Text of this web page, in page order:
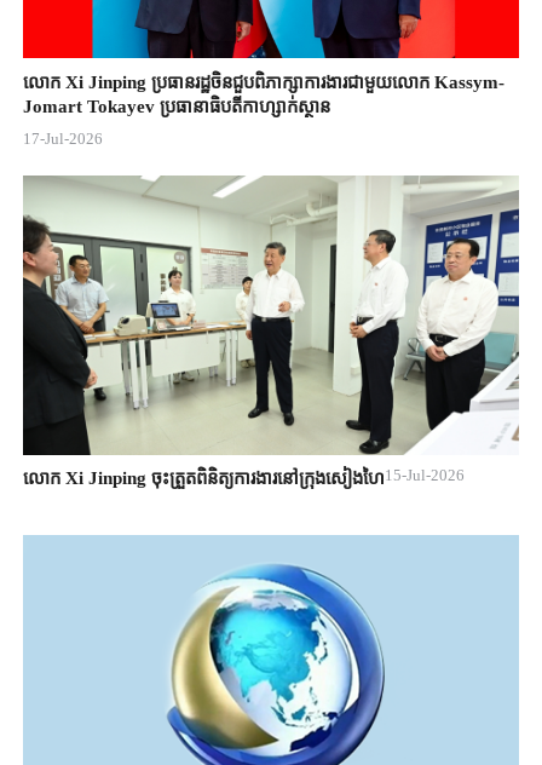
លោក Xi Jinping ប្រធានរដ្ឋចិន​ជួបពិភាក្សា​ការងារជាមួយ​លោក Kassym-
Jomart ​Tokayev ​ប្រធានាធិបតី​កាហ្សាក់ស្ថាន​
17-Jul-2026
លោក Xi Jinping ចុះត្រួតពិនិត្យការងារនៅក្រុងសៀងហៃ15-Jul-2026